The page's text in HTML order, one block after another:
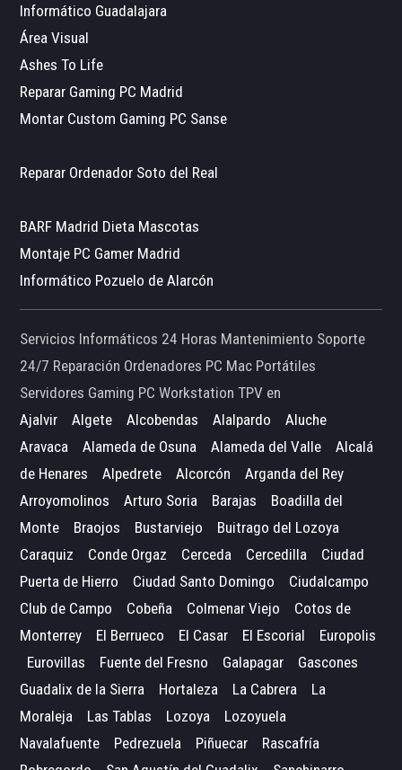
Informático Guadalajara
Área Visual
Ashes To Life
Reparar Gaming PC Madrid
Montar Custom Gaming PC Sanse
Reparar Ordenador Soto del Real
BARF Madrid Dieta Mascotas
Montaje PC Gamer Madrid
Informático Pozuelo de Alarcón
Servicios Informáticos 24 Horas Mantenimiento Soporte
24/7 Reparación Ordenadores PC Mac Portátiles
Servidores Gaming PC Workstation TPV en
Ajalvir
Algete Alcobendas Alalpardo
Aluche
Aravaca
Alameda de Osuna Alameda del Valle
Alcalá
de Henares
Alpedrete Alcorcón
Arganda del Rey
Arroyomolinos
Arturo Soria Barajas
Boadilla del
Monte
Braojos Bustarviejo
Buitrago del Lozoya
Caraquiz
Conde Orgaz Cerceda Cercedilla
Ciudad
Puerta de Hierro
Ciudad Santo Domingo
Ciudalcampo
Club de Campo
Cobeña Colmenar Viejo
Cotos de
Monterrey
El Berrueco El Casar El Escorial
Europolis
Eurovillas
Fuente del Fresno Galapagar
Gascones
Guadalix de la Sierra
Hortaleza La Cabrera
La
Moraleja
Las Tablas Lozoya
Lozoyuela
Navalafuente
Pedrezuela Piñuecar
Rascafría